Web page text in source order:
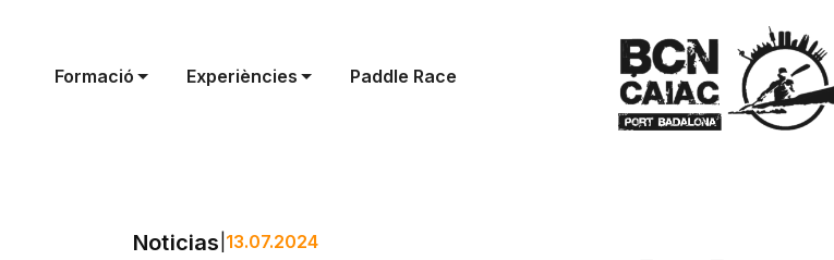
Formació Experiències Paddle Race
Noticias 13.07.2024